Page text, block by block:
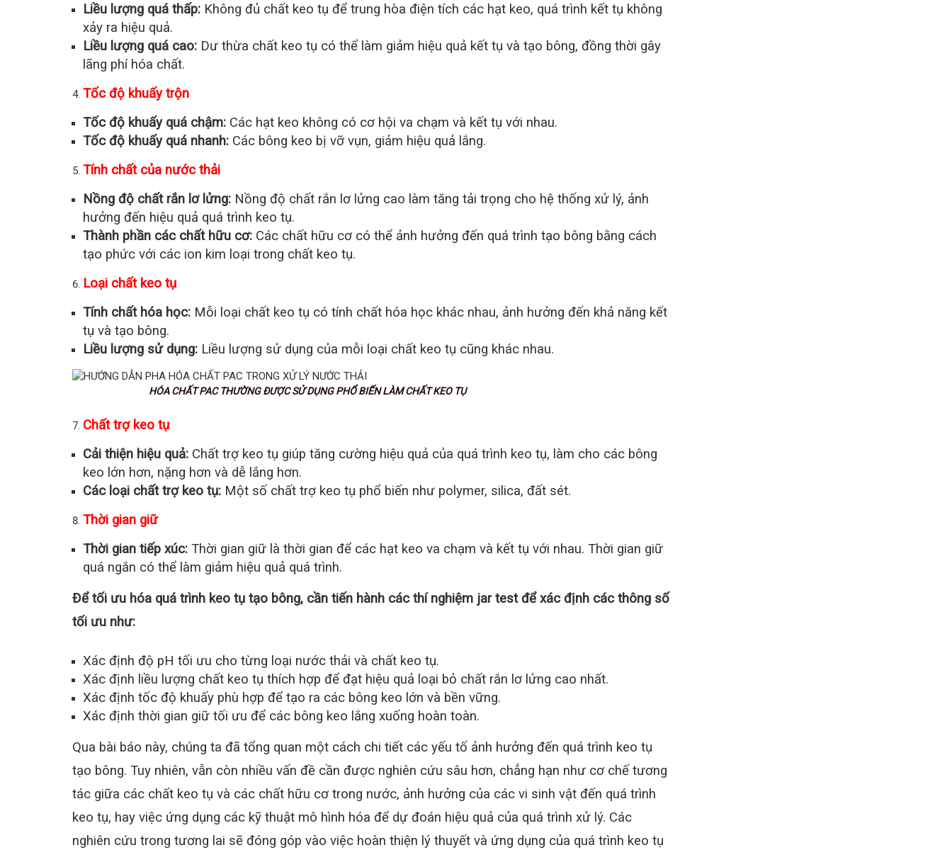
Liều lượng quá thấp: Không đủ chất keo tụ để trung hòa điện tích các hạt keo, quá trình kết tụ không
xảy ra hiệu quả.
Liều lượng quá cao: Dư thừa chất keo tụ có thể làm giảm hiệu quả kết tụ và tạo bông, đồng thời gây
lãng phí hóa chất.
Tốc độ khuấy trộn
Tốc độ khuấy quá chậm: Các hạt keo không có cơ hội va chạm và kết tụ với nhau.
Tốc độ khuấy quá nhanh: Các bông keo bị vỡ vụn, giảm hiệu quả lắng.
Tính chất của nước thải
Nồng độ chất rắn lơ lửng: Nồng độ chất rắn lơ lửng cao làm tăng tải trọng cho hệ thống xử lý, ảnh
hưởng đến hiệu quả quá trình keo tụ.
Thành phần các chất hữu cơ: Các chất hữu cơ có thể ảnh hưởng đến quá trình tạo bông bằng cách
tạo phức với các ion kim loại trong chất keo tụ.
Loại chất keo tụ
Tính chất hóa học: Mỗi loại chất keo tụ có tính chất hóa học khác nhau, ảnh hưởng đến khả năng kết
tụ và tạo bông.
Liều lượng sử dụng: Liều lượng sử dụng của mỗi loại chất keo tụ cũng khác nhau.
HÓA CHẤT PAC THƯỜNG ĐƯỢC SỬ DỤNG PHỔ BIẾN LÀM CHẤT KEO TỤ
Chất trợ keo tụ
Cải thiện hiệu quả: Chất trợ keo tụ giúp tăng cường hiệu quả của quá trình keo tụ, làm cho các bông
keo lớn hơn, nặng hơn và dễ lắng hơn.
Các loại chất trợ keo tụ: Một số chất trợ keo tụ phổ biến như polymer, silica, đất sét.
Thời gian giữ
Thời gian tiếp xúc: Thời gian giữ là thời gian để các hạt keo va chạm và kết tụ với nhau. Thời gian giữ
quá ngắn có thể làm giảm hiệu quả quá trình.
Để tối ưu hóa quá trình keo tụ tạo bông, cần tiến hành các thí nghiệm jar test để xác định các thông số
tối ưu như:
Xác định độ pH tối ưu cho từng loại nước thải và chất keo tụ.
Xác định liều lượng chất keo tụ thích hợp để đạt hiệu quả loại bỏ chất rắn lơ lửng cao nhất.
Xác định tốc độ khuấy phù hợp để tạo ra các bông keo lớn và bền vững.
Xác định thời gian giữ tối ưu để các bông keo lắng xuống hoàn toàn.
Qua bài báo này, chúng ta đã tổng quan một cách chi tiết các yếu tố ảnh hưởng đến quá trình keo tụ
tạo bông. Tuy nhiên, vẫn còn nhiều vấn đề cần được nghiên cứu sâu hơn, chẳng hạn như cơ chế tương
tác giữa các chất keo tụ và các chất hữu cơ trong nước, ảnh hưởng của các vi sinh vật đến quá trình
keo tụ, hay việc ứng dụng các kỹ thuật mô hình hóa để dự đoán hiệu quả của quá trình xử lý. Các
nghiên cứu trong tương lai sẽ đóng góp vào việc hoàn thiện lý thuyết và ứng dụng của quá trình keo tụ